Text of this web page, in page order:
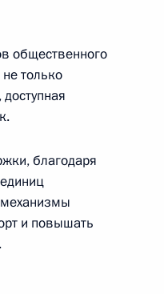
3
общественного
только
благодаря
механизмы
и повышать